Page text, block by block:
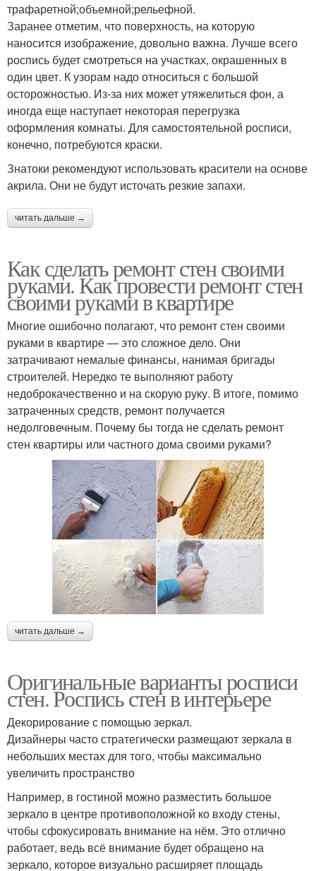
трафаретной;объемной;рельефной.
Заранее отметим, что поверхность, на которую
наносится изображение, довольно важна. Лучше всего
роспись будет смотреться на участках, окрашенных в
один цвет. К узорам надо относиться с большой
осторожностью. Из-за них может утяжелиться фон, а
иногда еще наступает некоторая перегрузка
оформления комнаты. Для самостоятельной росписи,
конечно, потребуются краски.
Знатоки рекомендуют использовать красители на основе
акрила. Они не будут источать резкие запахи.
читать дальше →
Как сделать ремонт стен своими
руками. Как провести ремонт стен
своими руками в квартире
Многие ошибочно полагают, что ремонт стен своими
руками в квартире — это сложное дело. Они
затрачивают немалые финансы, нанимая бригады
строителей. Нередко те выполняют работу
недоброкачественно и на скорую руку. В итоге, помимо
затраченных средств, ремонт получается
недолговечным. Почему бы тогда не сделать ремонт
стен квартиры или частного дома своими руками?
читать дальше →
Оригинальные варианты росписи
стен. Роспись стен в интерьере
Декорирование с помощью зеркал.
Дизайнеры часто стратегически размещают зеркала в
небольших местах для того, чтобы максимально
увеличить пространство
Например, в гостиной можно разместить большое
зеркало в центре противоположной ко входу стены,
чтобы сфокусировать внимание на нём. Это отлично
работает, ведь всё внимание будет обращено на
зеркало, которое визуально расширяет площадь